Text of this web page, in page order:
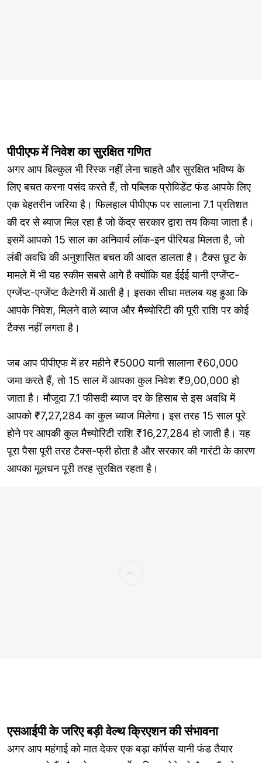
पीपीएफ में निवेश का सुरक्षित गणित
अगर आप बिल्कुल भी रिस्क नहीं लेना चाहते और सुरक्षित भविष्य के
लिए बचत करना पसंद करते हैं, तो पब्लिक प्रोविडेंट फंड आपके लिए
एक बेहतरीन जरिया है। फिलहाल पीपीएफ पर सालाना 7.1 प्रतिशत
की दर से ब्याज मिल रहा है जो केंद्र सरकार द्वारा तय किया जाता है।
इसमें आपको 15 साल का अनिवार्य लॉक-इन पीरियड मिलता है, जो
लंबी अवधि की अनुशासित बचत की आदत डालता है। टैक्स छूट के
मामले में भी यह स्कीम सबसे आगे है क्योंकि यह ईईई यानी एग्जेंप्ट-
एग्जेंप्ट-एग्जेंप्ट कैटेगरी में आती है। इसका सीधा मतलब यह हुआ कि
आपके निवेश, मिलने वाले ब्याज और मैच्योरिटी की पूरी राशि पर कोई
टैक्स नहीं लगता है।
जब आप पीपीएफ में हर महीने ₹5000 यानी सालाना ₹60,000
जमा करते हैं, तो 15 साल में आपका कुल निवेश ₹9,00,000 हो
जाता है। मौजूदा 7.1 फीसदी ब्याज दर के हिसाब से इस अवधि में
आपको ₹7,27,284 का कुल ब्याज मिलेगा। इस तरह 15 साल पूरे
होने पर आपकी कुल मैच्योरिटी राशि ₹16,27,284 हो जाती है। यह
पूरा पैसा पूरी तरह टैक्स-फ्री होता है और सरकार की गारंटी के कारण
आपका मूलधन पूरी तरह सुरक्षित रहता है।
एसआईपी के जरिए बड़ी वेल्थ क्रिएशन की संभावना
अगर आप महंगाई को मात देकर एक बड़ा कॉर्पस यानी फंड तैयार